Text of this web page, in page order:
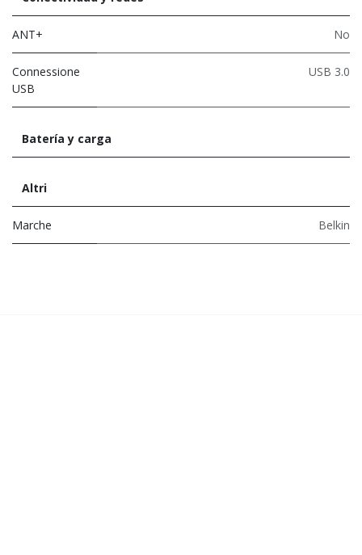
ANT+ No
Connessione
USB
USB 3.0
Batería y carga
Altri
Marche Belkin